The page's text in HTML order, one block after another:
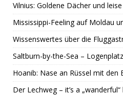
Vilnius: Goldene Dächer und
Mississippi-Feeling auf Moldau
Wissenswertes über die
Saltburn-by-the-Sea –
Hoanib: Nase an Rüssel mit den
Der Lechweg – it’s a